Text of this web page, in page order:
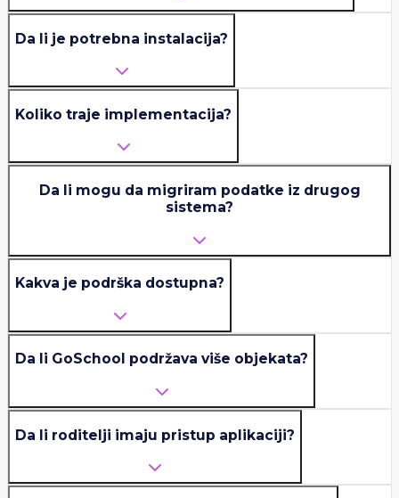
Da li je potrebna instalacija?
Koliko traje implementacija?
Da li mogu da migriram podatke iz drugog
sistema?
Kakva je podrška dostupna?
Da li GoSchool podržava više objekata?
Da li roditelji imaju pristup aplikaciji?